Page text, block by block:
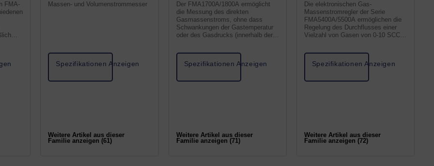
FMA-
Massen- und Volumenstrommesser
Spezifikationen Anzeigen
Weitere Artikel aus dieser
Familie anzeigen (61)
Der FMA1700A/1800A ermöglicht
die Messung des direkten
Gasmassenstroms, ohne dass
Schwankungen der Gastemperatur
oder des Gasdrucks (innerhalb der
Spezifikationen Anzeigen
Weitere Artikel aus dieser
Familie anzeigen (71)
Die elektronischen Gas-
Massenstromregler der Serie
FMA5400A/5500A ermöglichen die
Regelung des Durchflusses einer
Vielzahl von Gasen von 0-10 SCCM
Spezifikationen Anzeigen
Weitere Artikel aus dieser
Familie anzeigen (72)